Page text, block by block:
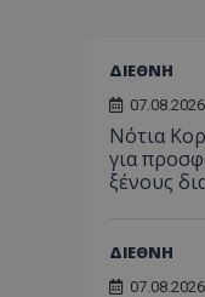
ΔΙΕΘΝΗ
Νότια
για
ξένους
ΔΙΕΘΝΗ